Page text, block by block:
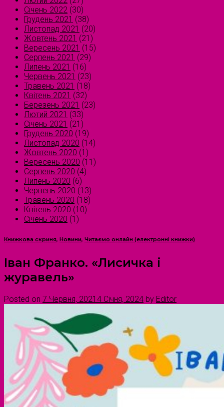
Січень 2022 (30)
Грудень 2021 (38)
Листопад 2021 (20)
Жовтень 2021 (21)
Вересень 2021 (15)
Серпень 2021 (29)
Липень 2021 (16)
Червень 2021 (23)
Травень 2021 (18)
Квітень 2021 (32)
Березень 2021 (23)
Лютий 2021 (33)
Січень 2021 (21)
Грудень 2020 (19)
Листопад 2020 (14)
Жовтень 2020 (1)
Вересень 2020 (11)
Серпень 2020 (4)
Липень 2020 (6)
Червень 2020 (13)
Травень 2020 (18)
Квітень 2020 (10)
Січень 2020 (1)
Книжкова скриня, Новини, Читаємо онлайн (електронні книжки)
Іван Франко. «Лисичка і
журавель»
Posted on 7 Червня, 2021 4 Січня, 2024 by Editor